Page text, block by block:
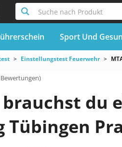
Suche nach Produkt
Sport Und
Einstellungstest Feuerwehr
du
Tübingen